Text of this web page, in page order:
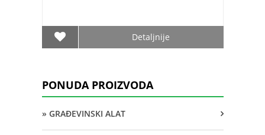
Detaljnije
PONUDA PROIZVODA
» GRAĐEVINSKI ALAT